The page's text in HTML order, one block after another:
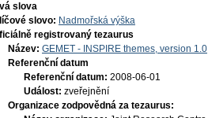
slova
slovo: Nadmořská výška
registrovaný tezaurus
Název: GEMET - INSPIRE themes, version 1.0
Referenční datum
Referenční datum: 2008-06-01
Událost: zveřejnění
Organizace zodpovědná za tezaurus: